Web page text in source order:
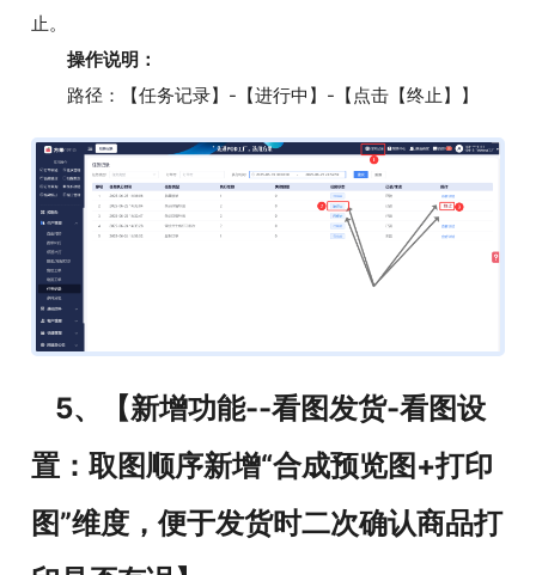
止。
操作说明：
路径：【任务记录】-【进行中】-【点击【终止】】
5、【新增功能--看图发货-看图设
置：取图顺序新增“合成预览图+打印
图”维度，便于发货时二次确认商品打